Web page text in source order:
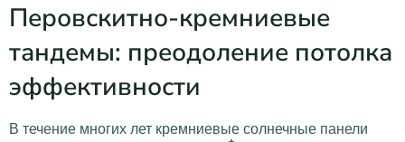
Перовскитно-кремниевые
тандемы: преодоление потолка
эффективности
В течение многих лет кремниевые солнечные панели